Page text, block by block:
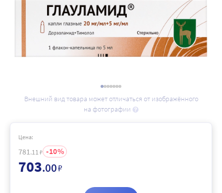
Внешний вид товара может отличаться от изображённого
на фотографии
Цена:
781 .11 ₽ 10
703.00₽